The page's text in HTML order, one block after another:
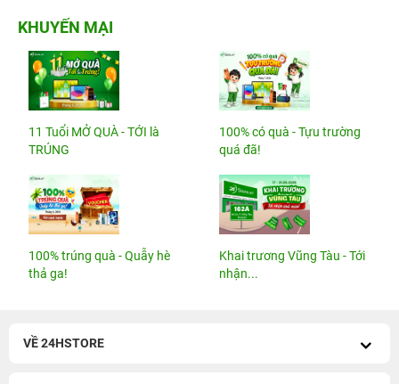
KHUYẾN MẠI
11 Tuổi MỞ QUÀ - TỚI là
TRÚNG
100% có quà - Tựu trường
quá đã!
100% trúng quà - Quẫy hè
thả ga!
Khai trương Vũng Tàu - Tới
nhận...
VỀ 24HSTORE